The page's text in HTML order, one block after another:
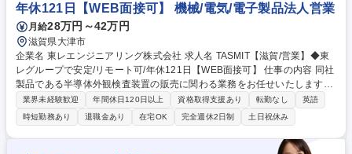
ヘルスケアの未来への貢献を目指しています。 募集職種 未経験歓迎/ポテ
ンシャル採用【リサーチコンサルタント(ヘルスケア領域)】
年休121日【WEB面接可】 機械/電気/電子製品法人営業
月給28万円～42万円
滋賀県大津市
企業名 東レエンジニアリング株式会社 求人名 TASMIT【滋賀/営業】◆東
レグループで安定/リモート可/年休121日【WEB面接可】 仕事の内容 同社
製品である半導体外観検査装置の販売に関わる業務をお任せいたします。
★在宅勤務制度も整っており、柔軟な働き方が可能です。 【具体的には】
■受注活動：当社の半導体検査装置を国内外へ販売する業務です。選定評
価、仕様確認、見積作成、価格交渉、受注までお任せします。 ■事業拡大
活動：受注拡大のための戦略立案。拡販する市場や地域ごとに営業戦略を
業界未経験歓迎 年間休日120日以上 資格取得支援あり 転勤なし
英語
時短勤務あり
退職金あり 在宅OK 完全週休2日制 土日祝休み